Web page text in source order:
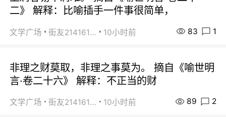
二》 解释：比喻插手一件事很简单，
文学广场 街友21416156 10小时前 83 1
非理之财莫取，非理之事莫为。 摘自《喻世明
言·卷二十六》 解释：不正当的财
文学广场 街友21416156 10小时前 89 2